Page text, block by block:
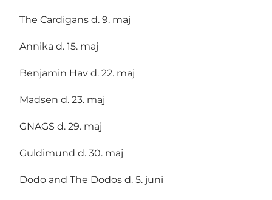
The Cardigans d. 9. maj
Annika d. 15. maj
Benjamin Hav d. 22. maj
Madsen d. 23. maj
GNAGS d. 29. maj
Guldimund d. 30. maj
Dodo and The Dodos d. 5. juni